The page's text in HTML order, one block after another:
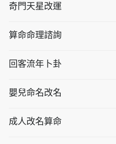
奇門天星改運
算命命理諮詢
回客流年卜卦
嬰兒命名改名
成人改名算命